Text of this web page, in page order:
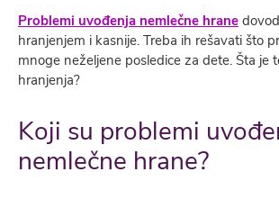
Problemi uvođenja nemlečne hrane
hranjenjem i kasnije. Treba ih rešavati što
mnoge neželjene posledice za dete. Šta je
hranjenja?
Koji su problemi
nemlečne hrane?